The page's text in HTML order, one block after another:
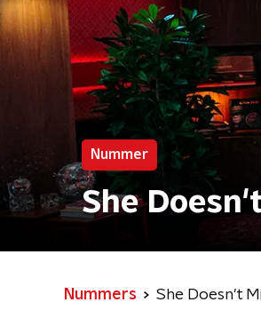
Nummer
She
Nummers She Doesn't